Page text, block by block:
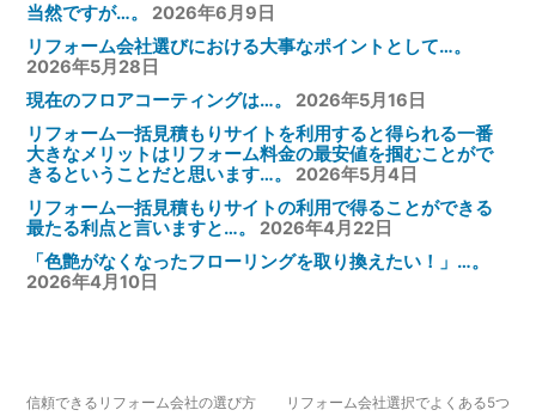
当然ですが…。
2026年6月9日
リフォーム会社選びにおける大事なポイントとして…。
2026年5月28日
現在のフロアコーティングは…。
2026年5月16日
リフォーム一括見積もりサイトを利用すると得られる一番
大きなメリットはリフォーム料金の最安値を掴むことがで
きるということだと思います…。
2026年5月4日
リフォーム一括見積もりサイトの利用で得ることができる
最たる利点と言いますと…。
2026年4月22日
「色艶がなくなったフローリングを取り換えたい！」…。
2026年4月10日
信頼できるリフォーム会社の選び方 リフォーム会社選択でよくある5つ